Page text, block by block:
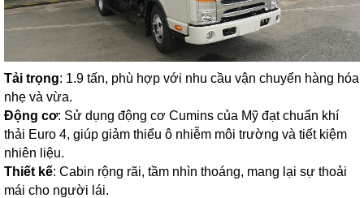
Tải trọng: 1.9 tấn, phù hợp với nhu cầu vận chuyển hàng hóa
nhẹ và vừa.
Động cơ: Sử dụng động cơ Cumins của Mỹ đạt chuẩn khí
thải Euro 4, giúp giảm thiểu ô nhiễm môi trường và tiết kiệm
nhiên liệu.
Thiết kế: Cabin rộng rãi, tầm nhìn thoáng, mang lại sự thoải
mái cho người lái.